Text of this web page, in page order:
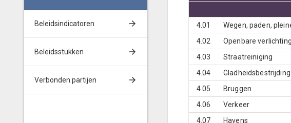
4.01
Wegen, paden,
4.02
Openbare verlichting
4.03
Straatreiniging
4.04
Gladheidsbestrijding
4.05
Bruggen
4.06
Verkeer
4.07
Havens
Beleidsindicatoren
Beleidsstukken
Verbonden partijen